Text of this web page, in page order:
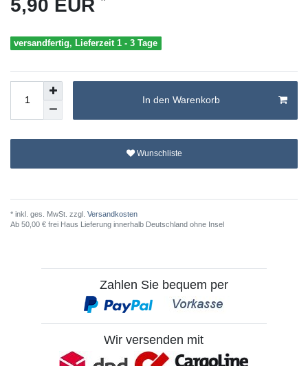
5,90 EUR
versandfertig, Lieferzeit 1 - 3 Tage
In den Warenkorb
Wunschliste
* inkl. ges. MwSt. zzgl. Versandkosten
Ab 50,00 € frei Haus Lieferung innerhalb Deutschland ohne Insel
Zahlen Sie bequem per
Wir versenden mit